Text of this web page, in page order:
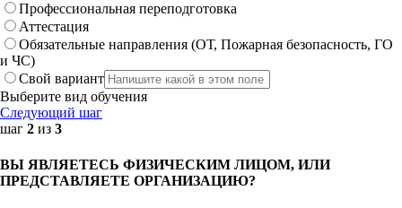
Профессиональная переподготовка
Аттестация
Обязательные направления (ОТ, Пожарная безопасность, ГО
и ЧС)
Свой вариант
Выберите вид обучения
Следующий шаг
шаг 2 из 3
ВЫ ЯВЛЯЕТЕСЬ ФИЗИЧЕСКИМ ЛИЦОМ, ИЛИ
ПРЕДСТАВЛЯЕТЕ ОРГАНИЗАЦИЮ?